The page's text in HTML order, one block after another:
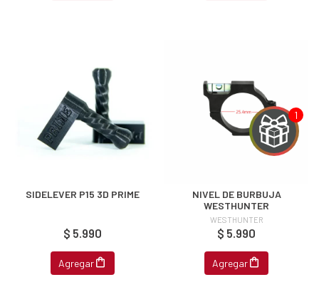
SIDELEVER P15 3D PRIME
$ 5.990
Agregar
NIVEL DE BURBUJA
WESTHUNTER
WESTHUNTER
$ 5.990
Agregar